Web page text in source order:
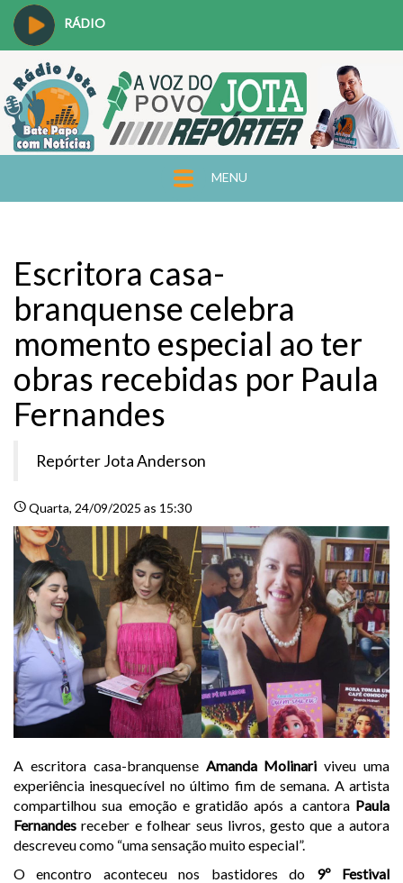
RÁDIO
MENU
Escritora casa-
branquense celebra
momento especial ao ter
obras recebidas por Paula
Fernandes
Repórter Jota Anderson
scheduleQuarta, 24/09/2025 as 15:30
A escritora casa-branquense Amanda Molinari viveu uma
experiência inesquecível no último fim de semana. A artista
compartilhou sua emoção e gratidão após a cantora Paula
Fernandes receber e folhear seus livros, gesto que a autora
descreveu como “uma sensação muito especial”.
O encontro aconteceu nos bastidores do 9º Festival